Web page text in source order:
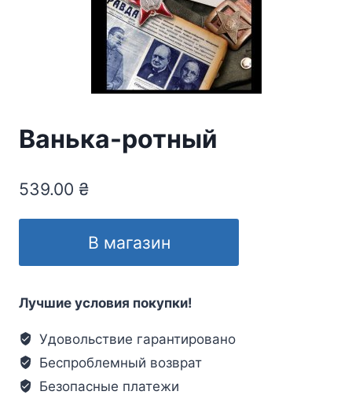
Ванька-ротный
539.00 ₴
В магазин
Лучшие условия покупки!
Удовольствие гарантировано
Беспроблемный возврат
Безопасные платежи